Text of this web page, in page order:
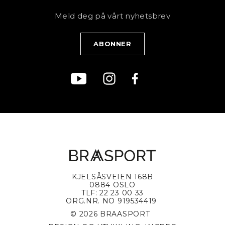
PersonvernerklæringMeld deg på vårt nyhetsbrev
KJELSÅSVEIEN 168B
0884 OSLO
TLF: 22 23 00 33
ORG.NR. NO 919534419
© 2026 BRAASPORT